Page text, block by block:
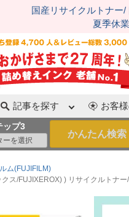
国産リサイクルトナー
夏季休
記事を探す お客
ップ3
ム(FUJIFILM)
ス/FUJIXEROX) ) リサイクルトナ